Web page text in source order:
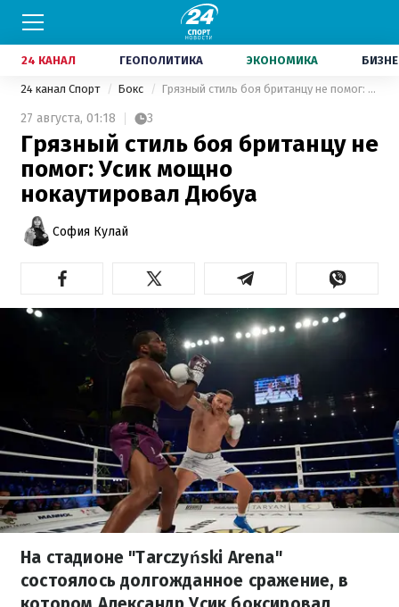
24 КАНАЛ ГЕОПОЛИТИКА ЭКОНОМИКА
24 канал Спорт Бокс Грязный стиль боя британцу не помог: Усик мощно нокаутировал Дюбуа
27 августа, 01:18 3
Грязный стиль боя британцу не
помог: Усик мощно
нокаутировал Дюбуа
София Кулай
На стадионе "Tarczyński Arena"
состоялось долгожданное сражение, в